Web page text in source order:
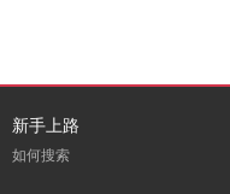
新手上路
如何搜索